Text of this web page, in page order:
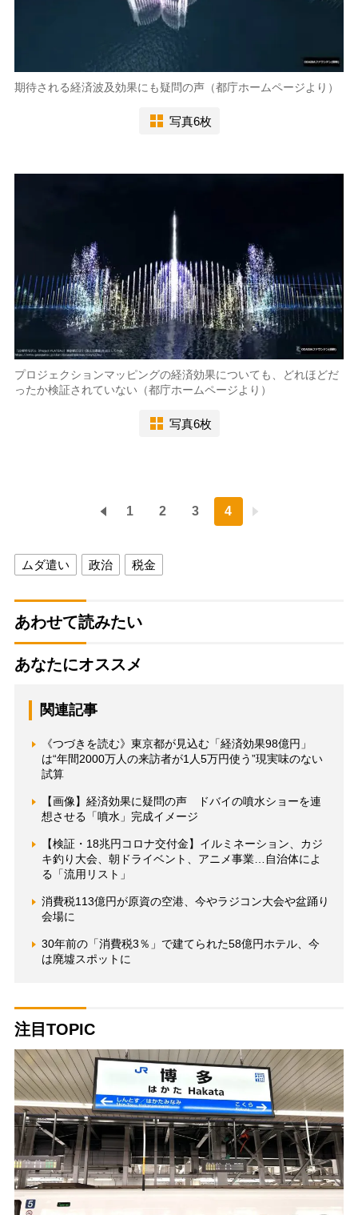
期待される経済波及効果にも疑問の声（都庁ホームページより）
写真6枚
プロジェクションマッピングの経済効果についても、どれほどだ
ったか検証されていない（都庁ホームページより）
写真6枚
1 2 3 4
ムダ遣い 政治 税金
あわせて読みたい
あなたにオススメ
関連記事
《つづきを読む》東京都が見込む「経済効果98億円」
は“年間2000万人の来訪者が1人5万円使う”現実味のない
試算
【画像】経済効果に疑問の声 ドバイの噴水ショーを連
想させる「噴水」完成イメージ
【検証・18兆円コロナ交付金】イルミネーション、カジ
キ釣り大会、朝ドライベント、アニメ事業…自治体によ
る「流用リスト」
消費税113億円が原資の空港、今やラジコン大会や盆踊り
会場に
30年前の「消費税3％」で建てられた58億円ホテル、今
は廃墟スポットに
注目TOPIC